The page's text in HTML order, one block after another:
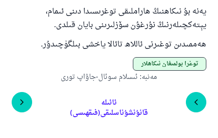
يەنە بۇ نىكاھنىڭ ھاراملىقى توغرىسىدا دىنى ئىمام،
يېتەكچىلەرنىڭ نۇرغۇن سۆزلىرىنى بايان قىلدى.
ھەممىدىن توغىرنى ئاللاھ تائالا ياخشى بىلگۈچىدۇر.
توغرا بولمىغان نىكاھلار
مەنبە: ئىسلام سوئال-جاۋاپ تورى
ئائىلە
قانۇنشۇناسلىقى(فىقھىسى)